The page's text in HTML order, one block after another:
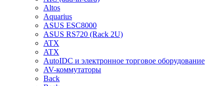
Altos
Aquarius
ASUS ESC8000
ASUS RS720 (Rack 2U)
ATX
ATX
AutoIDC и электронное торговое оборудование
AV-коммутаторы
Back